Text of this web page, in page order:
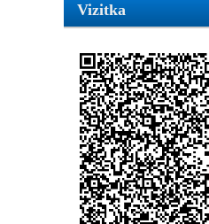
Vizitka